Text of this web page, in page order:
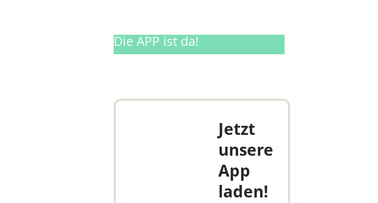
Die APP ist da!
Jetzt
unsere
App
laden!